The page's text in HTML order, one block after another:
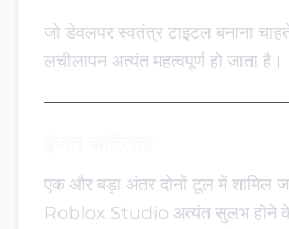
जो डेवलपर स्वतंत्र टाइटल बनाना
लचीलापन अत्यंत महत्वपूर्ण हो जाता है।
एक और बड़ा अंतर दोनों टूल में शामिल
Roblox Studio अत्यंत सुलभ होने के